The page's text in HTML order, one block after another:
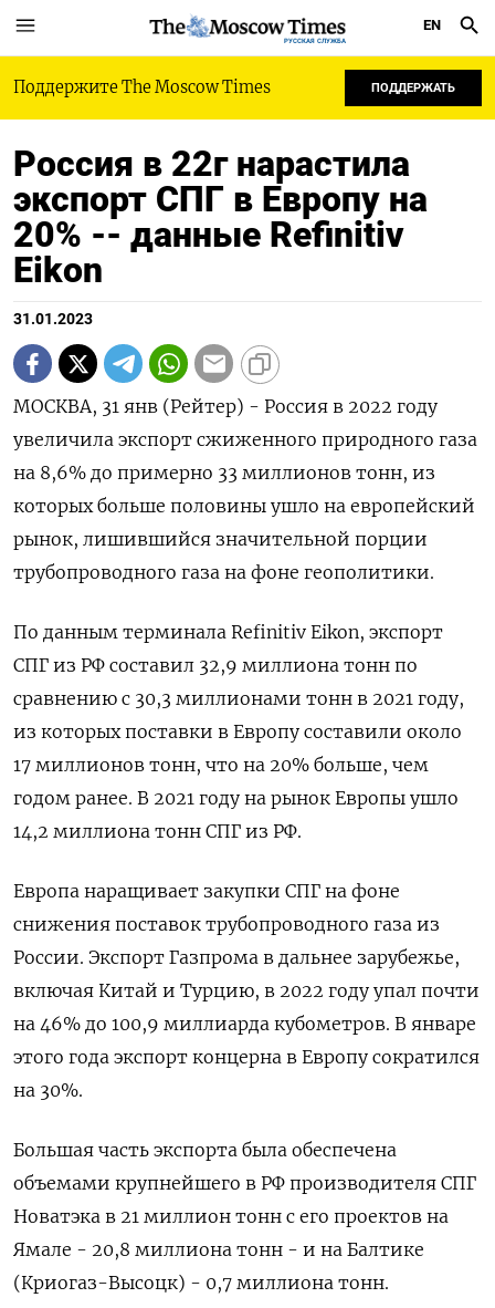
РУССКАЯ СЛУЖБА
EN
Поддержите The Moscow Times ПОДДЕРЖАТЬ
Россия в 22г нарастила
экспорт СПГ в Европу на
20% -- данные Refinitiv
Eikon
31.01.2023
МОСКВА, 31 янв (Рейтер) - Россия в 2022 году
увеличила экспорт сжиженного природного газа
на 8,6% до примерно 33 миллионов тонн, из
которых больше половины ушло на европейский
рынок, лишившийся значительной порции
трубопроводного газа на фоне геополитики.
По данным терминала Refinitiv Eikon, экспорт
СПГ из РФ составил 32,9 миллиона тонн по
сравнению с 30,3 миллионами тонн в 2021 году,
из которых поставки в Европу составили около
17 миллионов тонн, что на 20% больше, чем
годом ранее. В 2021 году на рынок Европы ушло
14,2 миллиона тонн СПГ из РФ.
Европа наращивает закупки СПГ на фоне
снижения поставок трубопроводного газа из
России. Экспорт Газпрома в дальнее зарубежье,
включая Китай и Турцию, в 2022 году упал почти
на 46% до 100,9 миллиарда кубометров. В январе
этого года экспорт концерна в Европу сократился
на 30%.
Большая часть экспорта была обеспечена
объемами крупнейшего в РФ производителя СПГ
Новатэка в 21 миллион тонн с его проектов на
Ямале - 20,8 миллиона тонн - и на Балтике
(Криогаз-Высоцк) - 0,7 миллиона тонн.